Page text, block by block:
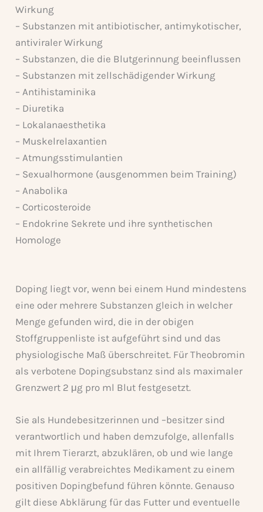
Wirkung
– Substanzen mit antibiotischer, antimykotischer,
antiviraler Wirkung
– Substanzen, die die Blutgerinnung beeinflussen
– Substanzen mit zellschädigender Wirkung
– Antihistaminika
– Diuretika
– Lokalanaesthetika
– Muskelrelaxantien
– Atmungsstimulantien
– Sexualhormone (ausgenommen beim Training)
– Anabolika
– Corticosteroide
– Endokrine Sekrete und ihre synthetischen
Homologe
Doping liegt vor, wenn bei einem Hund mindestens
eine oder mehrere Substanzen gleich in welcher
Menge gefunden wird, die in der obigen
Stoffgruppenliste ist aufgeführt sind und das
physiologische Maß überschreitet. Für Theobromin
als verbotene Dopingsubstanz sind als maximaler
Grenzwert 2 μg pro ml Blut festgesetzt.
Sie als Hundebesitzerinnen und –besitzer sind
verantwortlich und haben demzufolge, allenfalls
mit Ihrem Tierarzt, abzuklären, ob und wie lange
ein allfällig verabreichtes Medikament zu einem
positiven Dopingbefund führen könnte. Genauso
gilt diese Abklärung für das Futter und eventuelle